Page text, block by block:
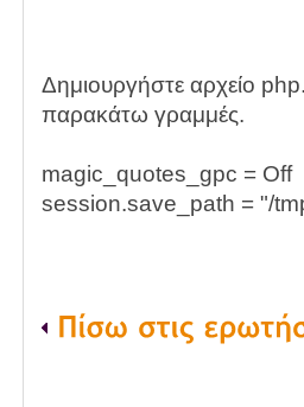
Δημιουργήστε αρχείο
παρακάτω γραμμές.
magic_quotes_gpc = Off
session.save_path = "/